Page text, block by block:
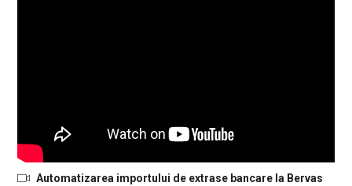
Automatizarea importului de extrase bancare la Bervas